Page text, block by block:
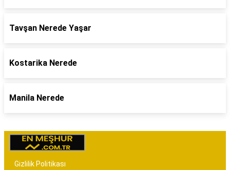
Tavşan Nerede Yaşar
Kostarika Nerede
Manila Nerede
Gizlilik Politikası